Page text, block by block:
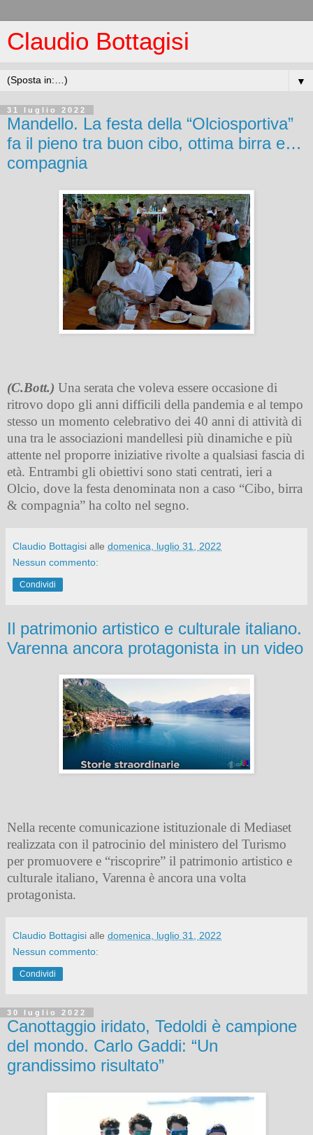
Claudio Bottagisi
▼
31 luglio 2022
Mandello. La festa della “Olciosportiva”
fa il pieno tra buon cibo, ottima birra e…
compagnia
(C.Bott.) Una serata che voleva essere occasione di
ritrovo dopo gli anni difficili della pandemia e al tempo
stesso un momento celebrativo dei 40 anni di attività di
una tra le associazioni mandellesi più dinamiche e più
attente nel proporre iniziative rivolte a qualsiasi fascia di
età. Entrambi gli obiettivi sono stati centrati, ieri a
Olcio, dove la festa denominata non a caso “Cibo, birra
& compagnia” ha colto nel segno.
Claudio Bottagisi alle domenica, luglio 31, 2022
Nessun commento:
Condividi
Il patrimonio artistico e culturale italiano.
Varenna ancora protagonista in un video
Nella recente comunicazione istituzionale di Mediaset
realizzata con il patrocinio del ministero del Turismo
per promuovere e “riscoprire” il patrimonio artistico e
culturale italiano, Varenna è ancora una volta
protagonista.
Claudio Bottagisi alle domenica, luglio 31, 2022
Nessun commento:
Condividi
30 luglio 2022
Canottaggio iridato, Tedoldi è campione
del mondo. Carlo Gaddi: “Un
grandissimo risultato”